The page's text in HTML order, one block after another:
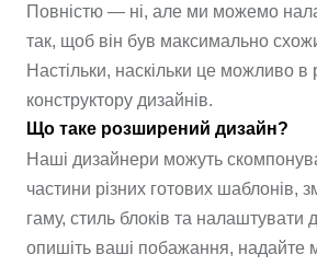
Повністю — ні, але ми можемо
так, щоб він був максимально
Настільки, наскільки це можливо
конструктору дизайнів.
Що таке розширений дизайн?
Наші дизайнери можуть
частини різних готових шаблонів,
гаму, стиль блоків та налаштувати
опишіть ваші побажання, надайте